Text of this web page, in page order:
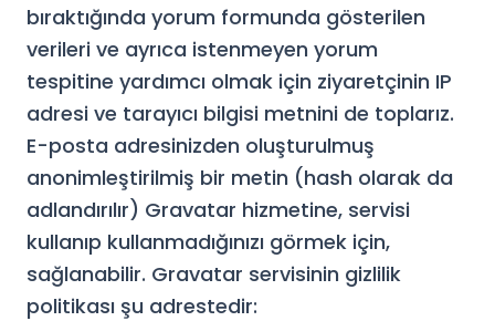
bıraktığında yorum formunda gösterilen
verileri ve ayrıca istenmeyen yorum
tespitine yardımcı olmak için ziyaretçinin IP
adresi ve tarayıcı bilgisi metnini de toplarız.
E-posta adresinizden oluşturulmuş
anonimleştirilmiş bir metin (hash olarak da
adlandırılır) Gravatar hizmetine, servisi
kullanıp kullanmadığınızı görmek için,
sağlanabilir. Gravatar servisinin gizlilik
politikası şu adrestedir: